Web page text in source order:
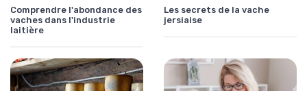
Comprendre l'abondance des
vaches dans l'industrie
laitière
Les secrets de la vache
jersiaise